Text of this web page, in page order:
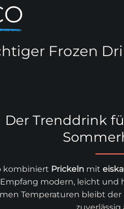
Frozen
Der Trenddrink
kombiniert Prickeln mit
modern, leicht und
Temperaturen bleibt